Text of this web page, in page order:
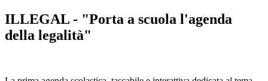
ILLEGAL - "Porta a scuola l'agenda
della legalità"